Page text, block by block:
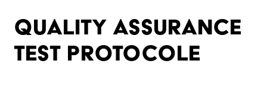
Quality Assurance
Test Protocole